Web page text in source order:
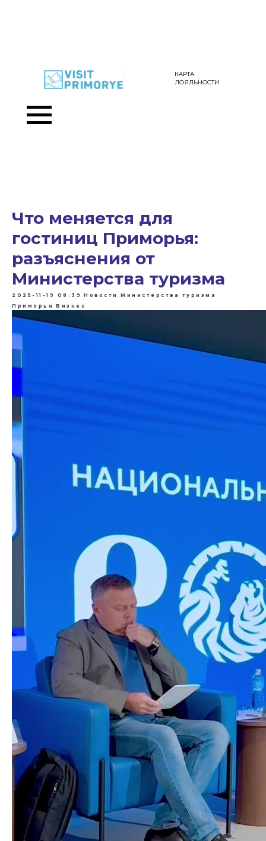
КАРТА
ЛОЯЛЬНОСТИ
Что меняется для
гостиниц Приморья:
разъяснения от
Министерства туризма
2025-11-19 08:39
Новости Министерства туризма
Приморья
Бизнес